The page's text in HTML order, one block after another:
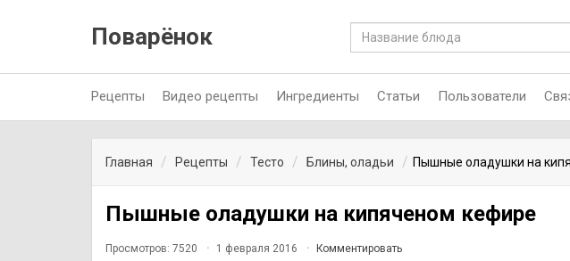
Поварёнок
Рецепты Видео рецепты Ингредиенты Статьи Пользователи
Главная Рецепты Тесто Блины, оладьи Пышные оладушки на
Пышные оладушки на кипяченом кефире
Просмотров: 7520 1 февраля 2016 Комментировать